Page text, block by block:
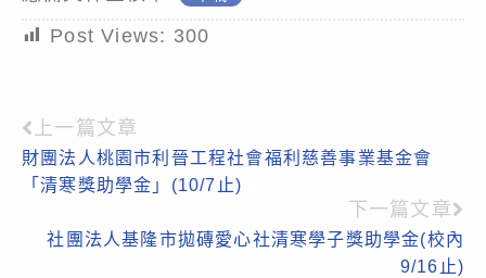
Post Views: 300
Read
more
上一篇文章
財團法人桃園市利晉工程社會福利慈善事業基金會
「清寒獎助學金」(10/7止)
下一篇文章
社團法人基隆市拋磚愛心社清寒學子獎助學金(校內
9/16止)